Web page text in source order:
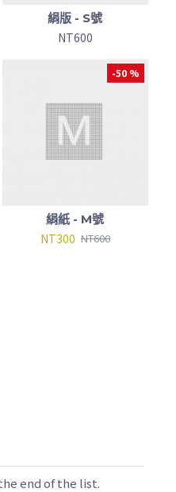
絹版 - S號
NT600
-50 %
絹紙 - M號
NT300 NT600
end of the list.